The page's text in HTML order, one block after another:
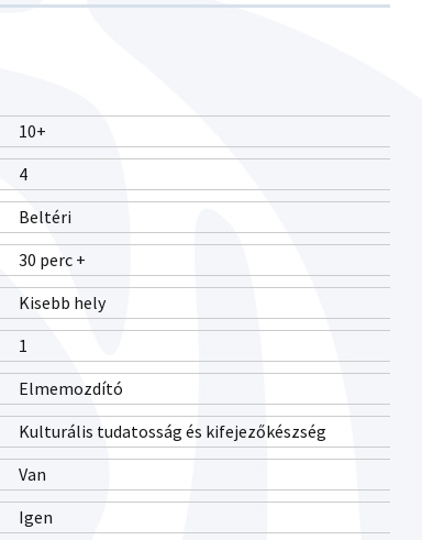
10+
4
Beltéri
30 perc +
Kisebb hely
1
Elmemozdító
Kulturális tudatosság és kifejezőkészség
Van
Igen